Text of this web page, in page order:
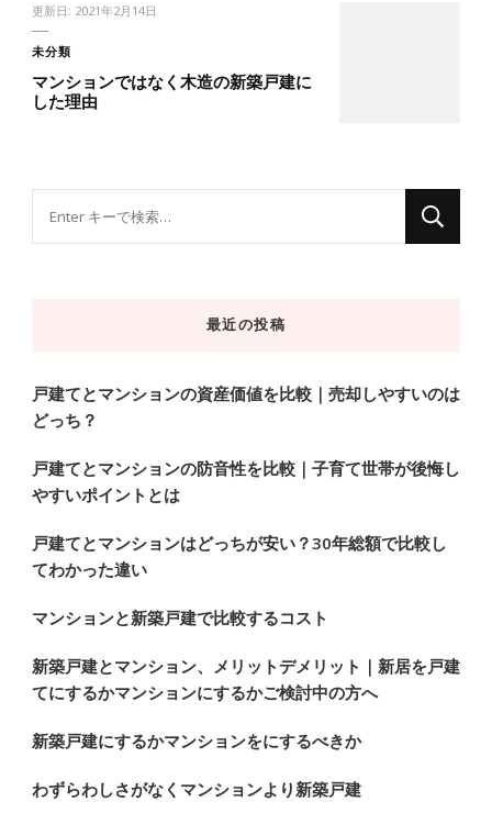
更新日: 2021年2月14日
未分類
マンションではなく木造の新築戸建に
した理由
で
す
か
?
最近の投稿
戸建てとマンションの資産価値を比較｜売却しやすいのは
どっち？
戸建てとマンションの防音性を比較｜子育て世帯が後悔し
やすいポイントとは
戸建てとマンションはどっちが安い？30年総額で比較し
てわかった違い
マンションと新築戸建で比較するコスト
新築戸建とマンション、メリットデメリット｜新居を戸建
てにするかマンションにするかご検討中の方へ
新築戸建にするかマンションをにするべきか
わずらわしさがなくマンションより新築戸建